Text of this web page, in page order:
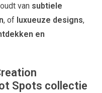
van subtiele
, of luxueuze designs,
en
Spots collectie